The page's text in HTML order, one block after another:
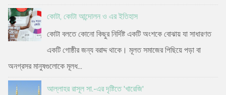
কোটা, কোটা আন্দোলন ও এর ইতিহাস
কোটা বলতে কোনো কিছুর নির্দিষ্ট একটি অংশকে বোঝায় যা সাধারণত
একটি গোষ্ঠীর জন্য বরাদ্দ থাকে। মূলত সমাজের পিছিয়ে পড়া বা
অনগ্রসর মানুষগুলোকে মূলধ...
আল্লাহর রাসূল সা.-এর দৃষ্টিতে 'খারেজি'